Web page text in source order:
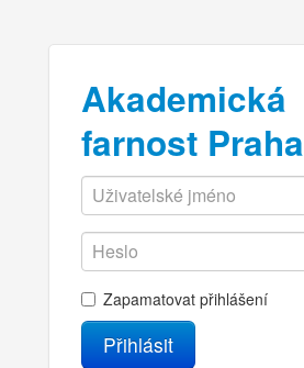
Akademická
farnost Praha
Zapamatovat přihlášení
Přihlásit